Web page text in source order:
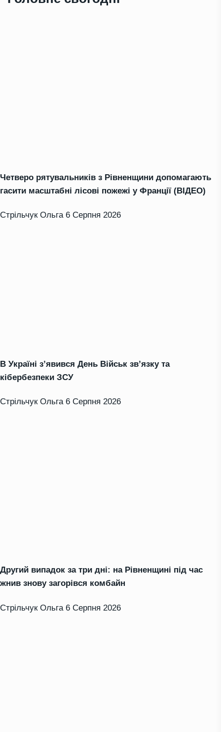
Четверо рятувальників з Рівненщини допомагають
гасити масштабні лісові пожежі у Франції (ВІДЕО)
Стрільчук Ольга 6 Серпня 2026
В Україні з’явився День Військ зв’язку та
кібербезпеки ЗСУ
Стрільчук Ольга 6 Серпня 2026
Другий випадок за три дні: на Рівненщині під час
жнив знову загорівся комбайн
Стрільчук Ольга 6 Серпня 2026